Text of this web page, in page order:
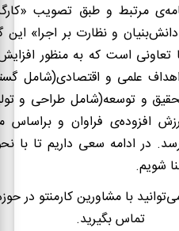
مرتبط و طبق تصویب »
و نظارت بر اجرا» این
است که به منظور
علمی و اقتصادی(شامل
و توسعه(شامل طراحی و
افزوده‌ی فراوان و براساس
. در ادامه سعی داریم تا
شویم.
با مشاورین کارمنتو در
تماس بگیرید.